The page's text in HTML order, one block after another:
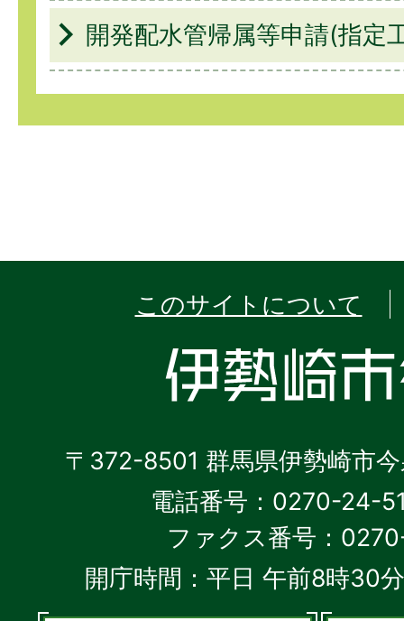
開発配水管帰属等申請(指定
このサイトについて
〒372-8501 群馬県伊勢崎市
電話番号：0270-24-
ファクス番号：
開庁時間：平日 午前8時30